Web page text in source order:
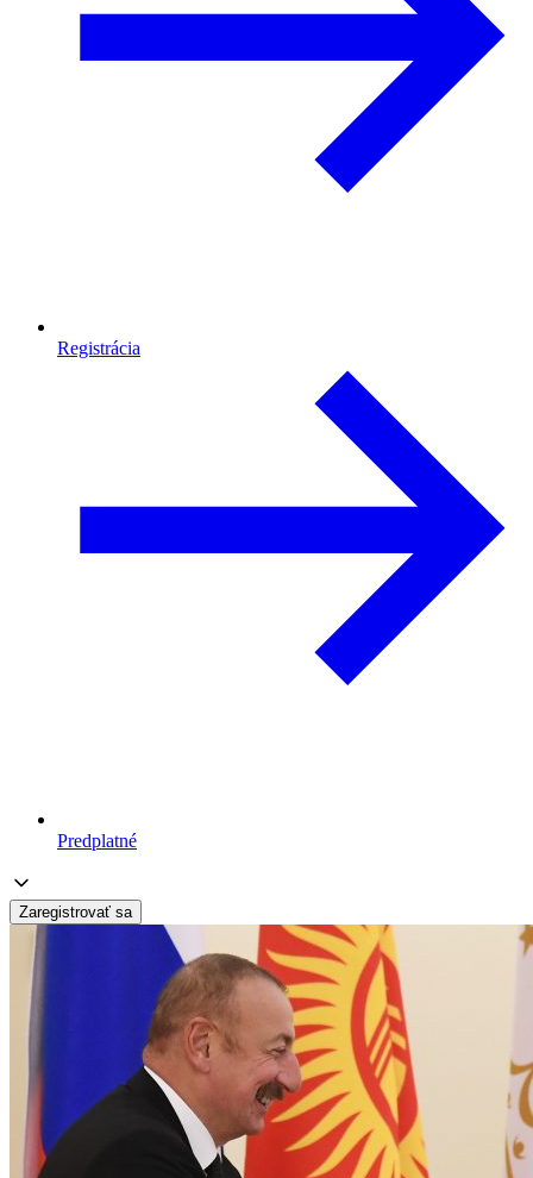
Registrácia
Predplatné
Zaregistrovať sa